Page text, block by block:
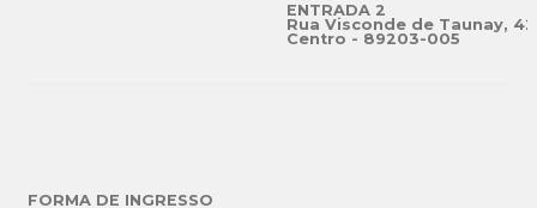
ENTRADA 2
Rua Visconde de Taunay,
Centro - 89203-005
FORMA DE INGRESSO